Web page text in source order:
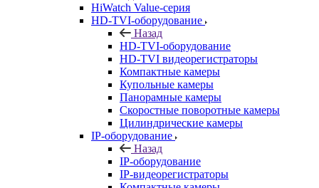
HiWatch Value-серия
HD-TVI-оборудование
Назад
HD-TVI-оборудование
HD-TVI видеорегистраторы
Компактные камеры
Купольные камеры
Панорамные камеры
Скоростные поворотные камеры
Цилиндрические камеры
IP-оборудование
Назад
IP-оборудование
IP-видеорегистраторы